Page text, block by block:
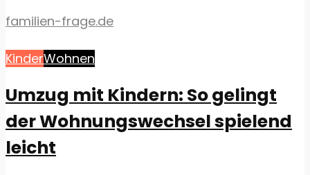
familien-frage.de
KinderWohnen
Umzug mit Kindern: So gelingt
der Wohnungswechsel spielend
leicht